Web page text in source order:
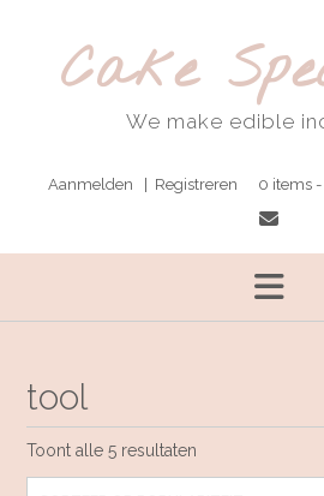
Cake
We make edible
Aanmelden | Registreren 0 items
tool
Toont alle 5 resultaten
op